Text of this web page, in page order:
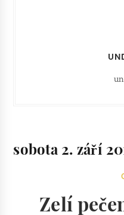
sobota 2. září
Zelí